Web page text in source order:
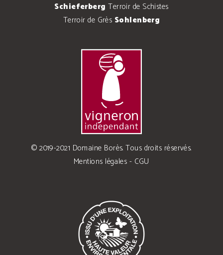
Schieferberg Terroir de Schistes
Terroir de Grès Sohlenberg
© 2019-2021 Domaine Borès. Tous droits réservés.
Mentions légales - CGU